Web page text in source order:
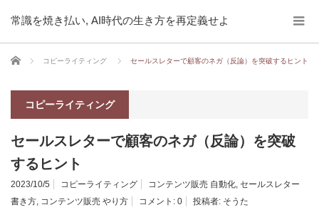
常識を焼き払い, AI時代の生き方を再定義せよ
ホーム コピーライティング セールスレターで顧客のネガ（反論）を突破するヒント
コピーライティング
セールスレターで顧客のネガ（反論）を突破
するヒント
2023/10/5 コピーライティング コンテンツ販売 自動化, セールスレター
書き方, コンテンツ販売 やり方 コメント: 0 投稿者: そうた